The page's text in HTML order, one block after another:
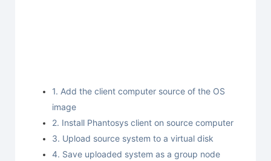
1. Add the client computer source of the OS
image
2. Install Phantosys client on source computer
3. Upload source system to a virtual disk
4. Save uploaded system as a group node